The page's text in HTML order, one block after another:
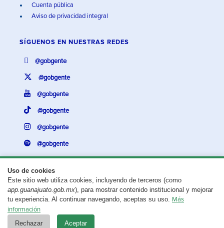
Uso de cookies
Este sitio web utiliza cookies, incluyendo de terceros (como
app.guanajuato.gob.mx), para mostrar contenido institucional y mejorar
tu experiencia. Al continuar navegando, aceptas su uso. Más
información
Rechazar Aceptar
Cuenta pública
Aviso de privacidad integral
SÍGUENOS EN NUESTRAS REDES
@gobgente
@gobgente
@gobgente
@gobgente
@gobgente
@gobgente
¿Existe algún problema con esta página?Repórtalo aquí.
Aviso legal